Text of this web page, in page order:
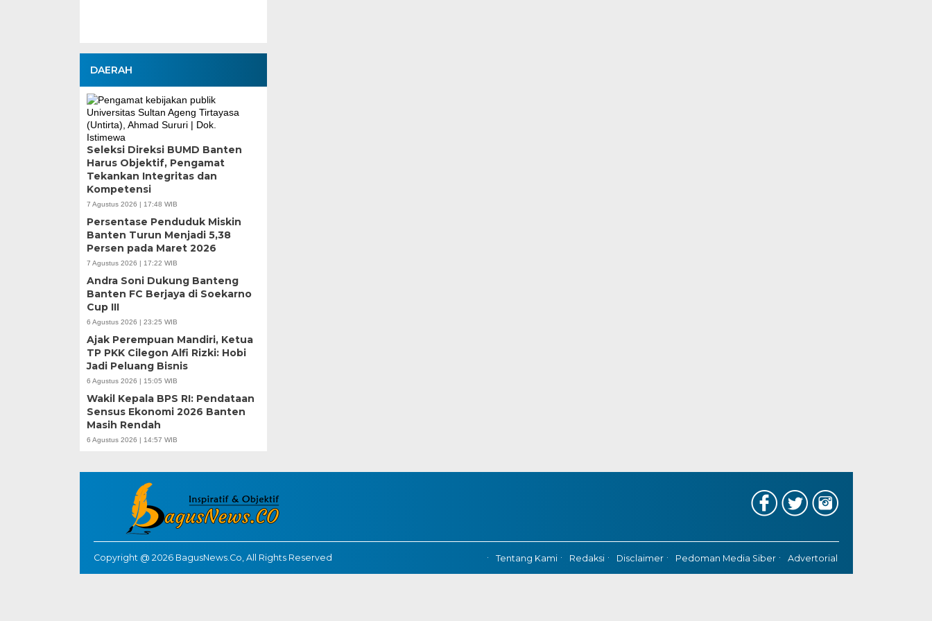
DAERAH
Seleksi Direksi BUMD Banten
Harus Objektif, Pengamat
Tekankan Integritas dan
Kompetensi
7 Agustus 2026 | 17:48 WIB
Persentase Penduduk Miskin
Banten Turun Menjadi 5,38
Persen pada Maret 2026
7 Agustus 2026 | 17:22 WIB
Andra Soni Dukung Banteng
Banten FC Berjaya di Soekarno
Cup III
6 Agustus 2026 | 23:25 WIB
Ajak Perempuan Mandiri, Ketua
TP PKK Cilegon Alfi Rizki: Hobi
Jadi Peluang Bisnis
6 Agustus 2026 | 15:05 WIB
Wakil Kepala BPS RI: Pendataan
Sensus Ekonomi 2026 Banten
Masih Rendah
6 Agustus 2026 | 14:57 WIB
Copyright @ 2026 BagusNews.Co, All Rights Reserved Tentang Kami Redaksi Disclaimer Pedoman Media Siber Advertorial